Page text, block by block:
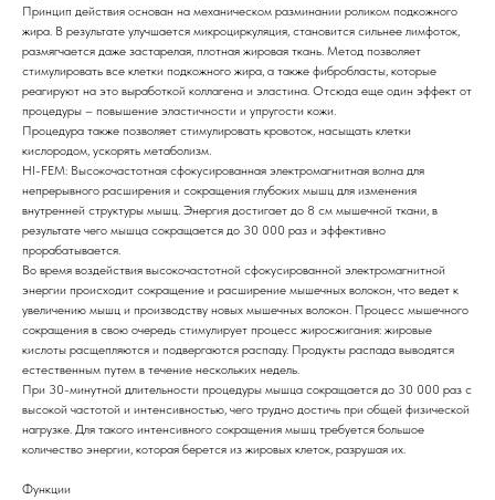
Принцип действия основан на механическом разминании роликом подкожного
жира. В результате улучшается микроциркуляция, становится сильнее лимфоток,
размягчается даже застарелая, плотная жировая ткань. Метод позволяет
стимулировать все клетки подкожного жира, а также фибробласты, которые
реагируют на это выработкой коллагена и эластина. Отсюда еще один эффект от
процедуры – повышение эластичности и упругости кожи.
Процедура также позволяет стимулировать кровоток, насыщать клетки
кислородом, ускорять метаболизм.
HI-FEM: Высокочастотная сфокусированная электромагнитная волна для
непрерывного расширения и сокращения глубоких мышц для изменения
внутренней структуры мышц. Энергия достигает до 8 см мышечной ткани, в
результате чего мышца сокращается до 30 000 раз и эффективно
прорабатывается.
Во время воздействия высокочастотной сфокусированной электромагнитной
энергии происходит сокращение и расширение мышечных волокон, что ведет к
увеличению мышц и производству новых мышечных волокон. Процесс мышечного
сокращения в свою очередь стимулирует процесс жиросжигания: жировые
кислоты расщепляются и подвергаются распаду. Продукты распада выводятся
естественным путем в течение нескольких недель.
При 30-минутной длительности процедуры мышца сокращается до 30 000 раз с
высокой частотой и интенсивностью, чего трудно достичь при общей физической
нагрузке. Для такого интенсивного сокращения мышц требуется большое
количество энергии, которая берется из жировых клеток, разрушая их.
Функции